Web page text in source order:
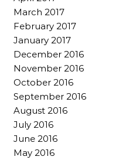
March 2017
February 2017
January 2017
December 2016
November 2016
October 2016
September 2016
August 2016
July 2016
June 2016
May 2016